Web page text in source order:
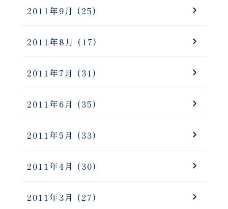
2011年9月 (25)
2011年8月 (17)
2011年7月 (31)
2011年6月 (35)
2011年5月 (33)
2011年4月 (30)
2011年3月 (27)